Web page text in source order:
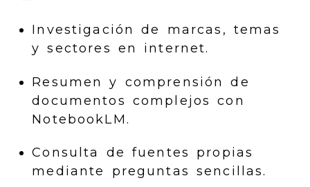
Investigación de marcas, temas
y sectores en internet.
Resumen y comprensión de
documentos complejos con
NotebookLM.
Consulta de fuentes propias
mediante preguntas sencillas.